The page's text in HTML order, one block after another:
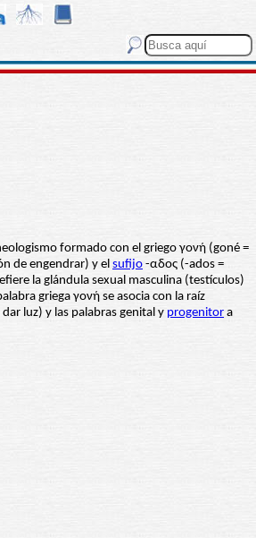
formado con el griego γονή (goné =
de engendrar) y el sufijo -αδος (-ados =
la glándula sexual masculina (testículos)
griega γονή se asocia con la raíz
luz) y las palabras genital y progenitor a